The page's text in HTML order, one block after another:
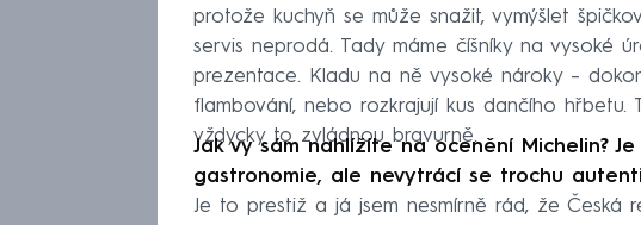
protože kuchyň se může snažit, vymýšlet
servis neprodá. Tady máme číšníky na vysoké
prezentace. Kladu na ně vysoké nároky –
flambování, nebo rozkrajují kus dančího hřbetu.
vždycky to zvládnou bravurně.
Jak vy sám nahlížíte na ocenění Michelin?
gastronomie, ale nevytrácí se trochu
Je to prestiž a já jsem nesmírně rád, že Česká